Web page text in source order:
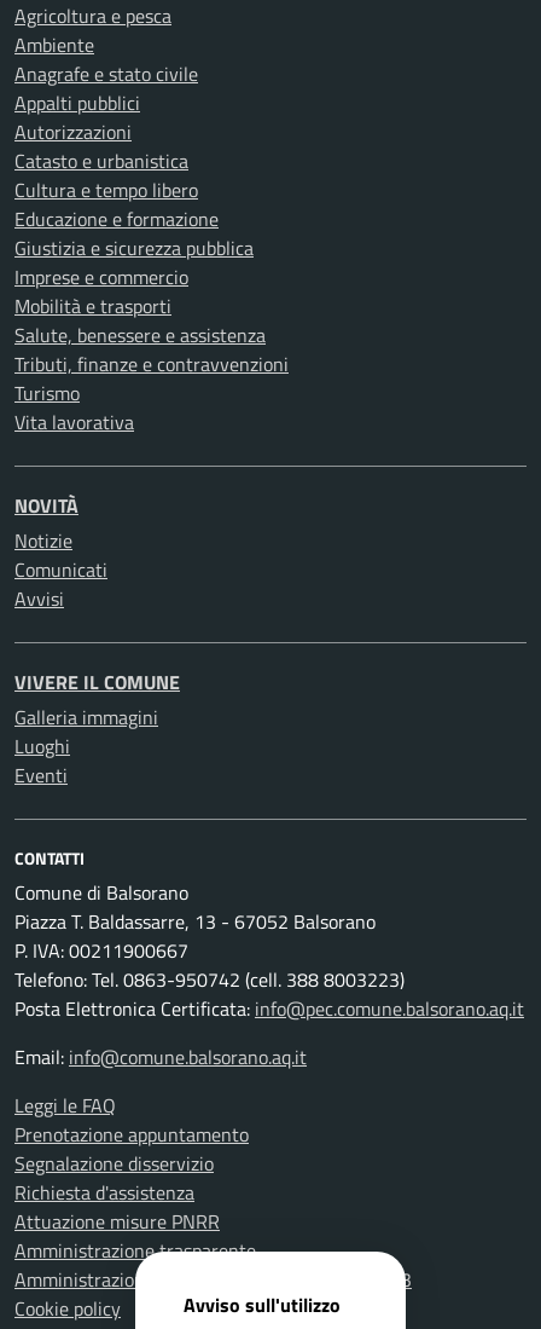
Agricoltura e pesca
Ambiente
Anagrafe e stato civile
Appalti pubblici
Autorizzazioni
Catasto e urbanistica
Cultura e tempo libero
Educazione e formazione
Giustizia e sicurezza pubblica
Imprese e commercio
Mobilità e trasporti
Salute, benessere e assistenza
Tributi, finanze e contravvenzioni
Turismo
Vita lavorativa
NOVITÀ
Notizie
Comunicati
Avvisi
VIVERE IL COMUNE
Galleria immagini
Luoghi
Eventi
CONTATTI
Comune di Balsorano
Piazza T. Baldassarre, 13 - 67052 Balsorano
P. IVA: 00211900667
Telefono: Tel. 0863-950742 (cell. 388 8003223)
Posta Elettronica Certificata: info@pec.comune.balsorano.aq.it
Email: info@comune.balsorano.aq.it
Leggi le FAQ
Prenotazione appuntamento
Segnalazione disservizio
Richiesta d'assistenza
Attuazione misure PNRR
Amministrazione trasparente
Amministrazione Trasparente fino al 31.12.2023
Cookie policy
Avviso sull'utilizzo